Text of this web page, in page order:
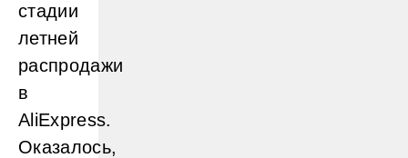
стадии
летней
распродажи
в
AliExpress.
Оказалось,